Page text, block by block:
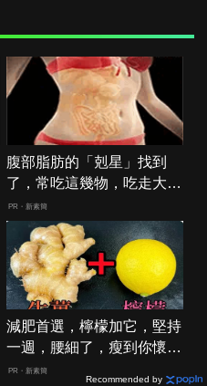
腹部脂肪的「剋星」找到
了，常吃這幾物，吃走大肚
囊，瘦出小蠻腰
PR・新素簡
減肥首選，檸檬加它，堅持
一週，腰細了，瘦到你懷疑
人生
PR・新素簡
Recommended by